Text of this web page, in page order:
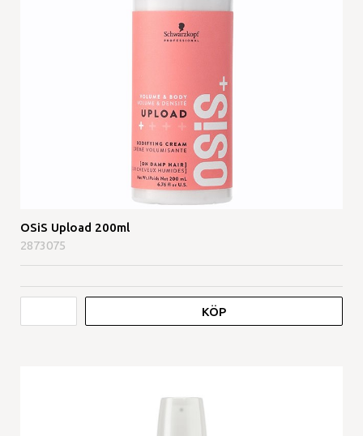
OSiS Upload 200ml
2873075
KÖP